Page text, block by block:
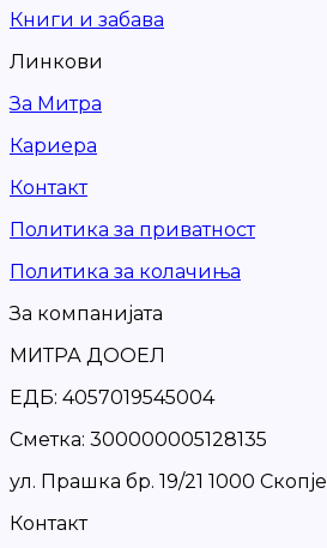
Книги и забава
Линкови
За Митра
Кариера
Контакт
Политика за приватност
Политика за колачиња
За компанијата
МИТРА ДООЕЛ
ЕДБ: 4057019545004
Сметка: 300000005128135
ул. Прашка бр. 19/21 1000 Скопје
Контакт